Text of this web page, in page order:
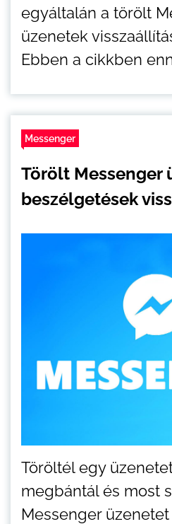
egyáltalán a törölt
üzenetek
Ebben a cikkben
Messenger
Törölt Messenger
beszélgetések
Töröltél egy
megbántál és most
Messenger